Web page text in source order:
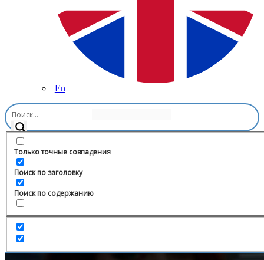
En
Только точные совпадения
Поиск по заголовку
Поиск по содержанию
Главная